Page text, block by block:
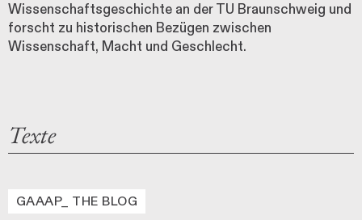
Wissenschaftsgeschichte an der TU Braunschweig und
forscht zu historischen Bezügen zwischen
Wissenschaft, Macht und Geschlecht.
Texte
GAAAP_ THE BLOG